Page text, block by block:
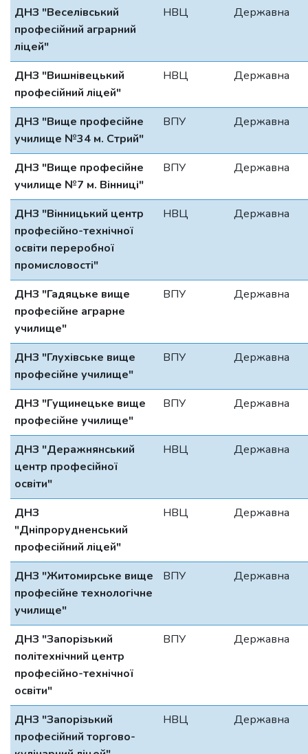
ДНЗ "Веселівський
професійний аграрний
ліцей"
НВЦ Державна
ДНЗ "Вишнівецький
професійний ліцей"
НВЦ Державна
ДНЗ "Вище професійне
училище №34 м. Стрий"
ВПУ Державна
ДНЗ "Вище професійне
училище №7 м. Вінниці"
ВПУ Державна
ДНЗ "Вінницький центр
професійно-технічної
освіти переробної
промисловості"
НВЦ Державна
ДНЗ "Гадяцьке вище
професійне аграрне
училище"
ВПУ Державна
ДНЗ "Глухівське вище
професійне училище"
ВПУ Державна
ДНЗ "Гущинецьке вище
професійне училище"
ВПУ Державна
ДНЗ "Деражнянський
центр професійної
освіти"
НВЦ Державна
ДНЗ
"Дніпрорудненський
професійний ліцей"
НВЦ Державна
ДНЗ "Житомирське вище
професійне технологічне
училище"
ВПУ Державна
ДНЗ "Запорізький
політехнічний центр
професійно-технічної
освіти"
ВПУ Державна
ДНЗ "Запорізький
професійний торгово-
НВЦ Державна